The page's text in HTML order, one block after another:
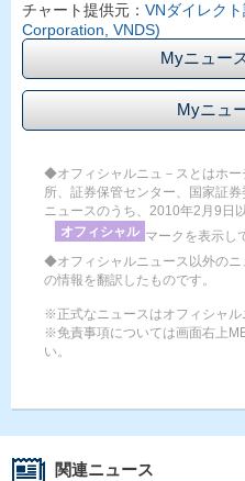
チャート提供元： VNダイレク
Corporation, VNDS)
Myニュー
Myニュ
◆オフィシャルニュ－スとはホー
所、証券保管センター、国家証
ニュースのうち、2010年2月9日
オフィシャル マークを表示し
◆オフィシャルニュース以外のニ
の情報を翻訳したものです。
※正式なニュースはオフィシャル
※免責事項については画面右上
い。
関連ニュース